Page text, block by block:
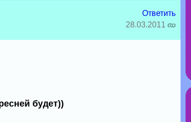
Ответить
28.03.2011
будет))